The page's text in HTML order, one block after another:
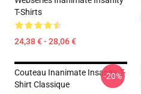
T-Shirts
24,38 € - 28,06 €
Couteau Inanimate Insanity T-
Shirt Classique
-20%